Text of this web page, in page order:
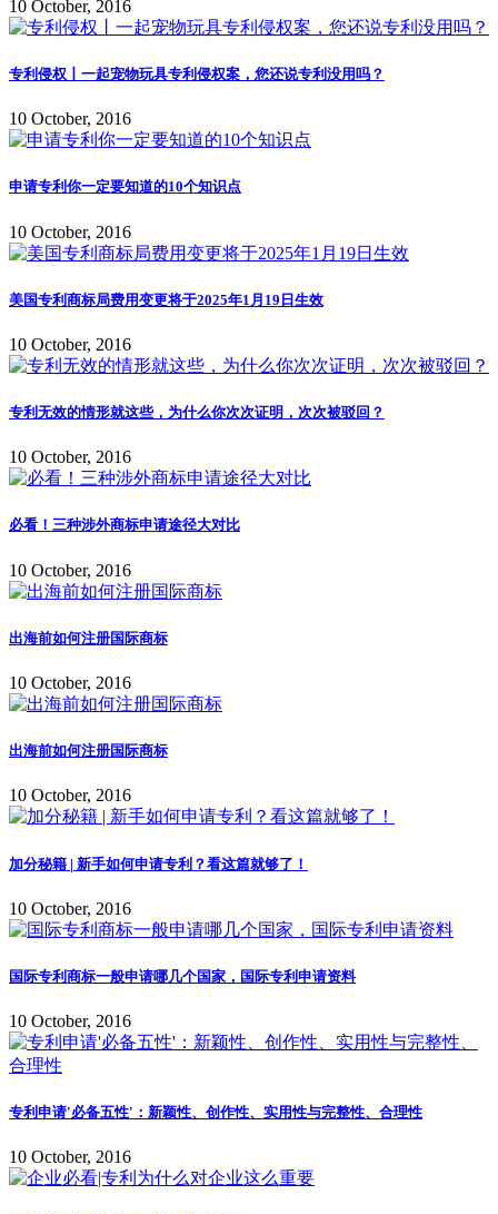
10 October, 2016
专利侵权丨一起宠物玩具专利侵权案，您还说专利没用吗？
10 October, 2016
申请专利你一定要知道的10个知识点
10 October, 2016
美国专利商标局费用变更将于2025年1月19日生效
10 October, 2016
专利无效的情形就这些，为什么你次次证明，次次被驳回？
10 October, 2016
必看！三种涉外商标申请途径大对比
10 October, 2016
出海前如何注册国际商标
10 October, 2016
出海前如何注册国际商标
10 October, 2016
加分秘籍 | 新手如何申请专利？看这篇就够了！
10 October, 2016
国际专利商标一般申请哪几个国家，国际专利申请资料
10 October, 2016
专利申请'必备五性'：新颖性、创作性、实用性与完整性、合理性
10 October, 2016